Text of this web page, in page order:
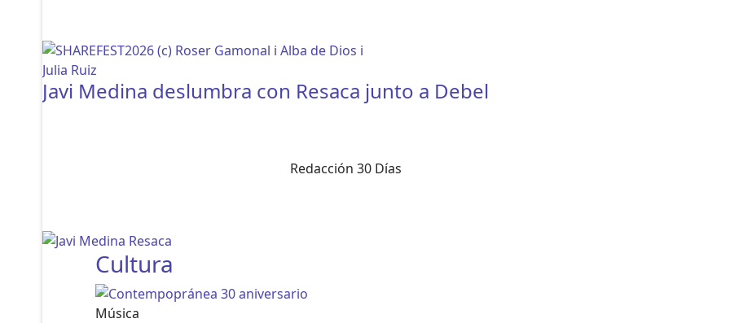
Javi Medina deslumbra con Resaca junto a Debel
Redacción 30 Días
Cultura
Música